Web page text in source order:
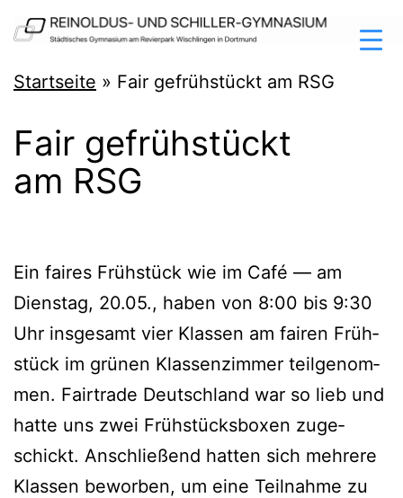
Zum
Inhalt
springen
Reinoldus-
Schiller-
Gymnasium
Startseite » Fair gefrühstückt am RSG
Fair gefrühstückt
am RSG
Ein fai­res Früh­stück wie im Café — am
Diens­tag, 20.05., haben von 8:00 bis 9:30
Uhr ins­ge­samt vier Klas­sen am fai­ren Früh­
stück im grü­nen Klas­sen­zim­mer teil­ge­nom­
men. Fair­trade Deutsch­land war so lieb und
hat­te uns zwei Früh­stücks­bo­xen zuge­
schickt. Anschlie­ßend hat­ten sich meh­re­re
Klas­sen bewor­ben, um eine Teil­nah­me zu